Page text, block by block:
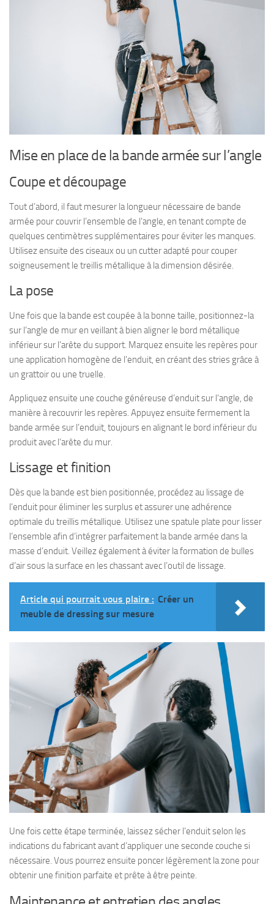
Mise en place de la bande armée sur l’angle
Coupe et découpage
Tout d’abord, il faut mesurer la longueur nécessaire de bande
armée pour couvrir l’ensemble de l’angle, en tenant compte de
quelques centimètres supplémentaires pour éviter les manques.
Utilisez ensuite des ciseaux ou un cutter adapté pour couper
soigneusement le treillis métallique à la dimension désirée.
La pose
Une fois que la bande est coupée à la bonne taille, positionnez-la
sur l’angle de mur en veillant à bien aligner le bord métallique
inférieur sur l’arête du support. Marquez ensuite les repères pour
une application homogène de l’enduit, en créant des stries grâce à
un grattoir ou une truelle.
Appliquez ensuite une couche généreuse d’enduit sur l’angle, de
manière à recouvrir les repères. Appuyez ensuite fermement la
bande armée sur l’enduit, toujours en alignant le bord inférieur du
produit avec l’arête du mur.
Lissage et finition
Dès que la bande est bien positionnée, procédez au lissage de
l’enduit pour éliminer les surplus et assurer une adhérence
optimale du treillis métallique. Utilisez une spatule plate pour lisser
l’ensemble afin d’intégrer parfaitement la bande armée dans la
masse d’enduit. Veillez également à éviter la formation de bulles
d’air sous la surface en les chassant avec l’outil de lissage.
Article qui pourrait vous plaire : Créer un
meuble de dressing sur mesure
Une fois cette étape terminée, laissez sécher l’enduit selon les
indications du fabricant avant d’appliquer une seconde couche si
nécessaire. Vous pourrez ensuite poncer légèrement la zone pour
obtenir une finition parfaite et prête à être peinte.